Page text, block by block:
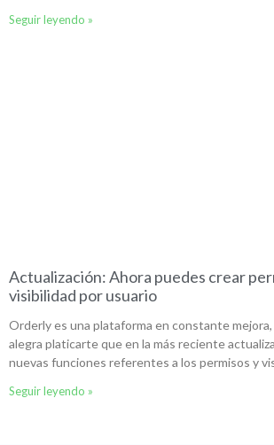
Seguir leyendo »
Actualización: Ahora puedes crear
visibilidad por usuario
Orderly es una plataforma en constante mejora,
alegra platicarte que en la más reciente
nuevas funciones referentes a los permisos y
Seguir leyendo »